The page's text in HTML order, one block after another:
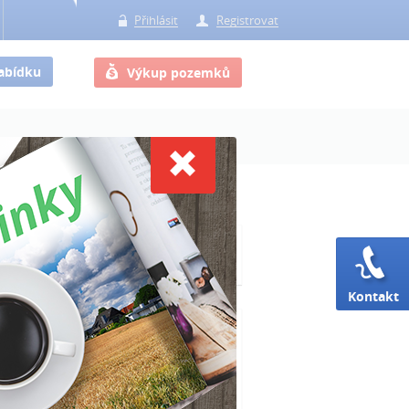
Kontakt
Přihlásit Registrovat
Výkup pozemků
RSS
článků
články
katastrální mapy digitální?
výše úvěrů pro zemědělce